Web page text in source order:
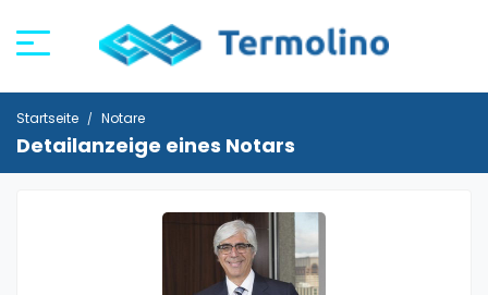
Startseite Notare
Detailanzeige eines Notars